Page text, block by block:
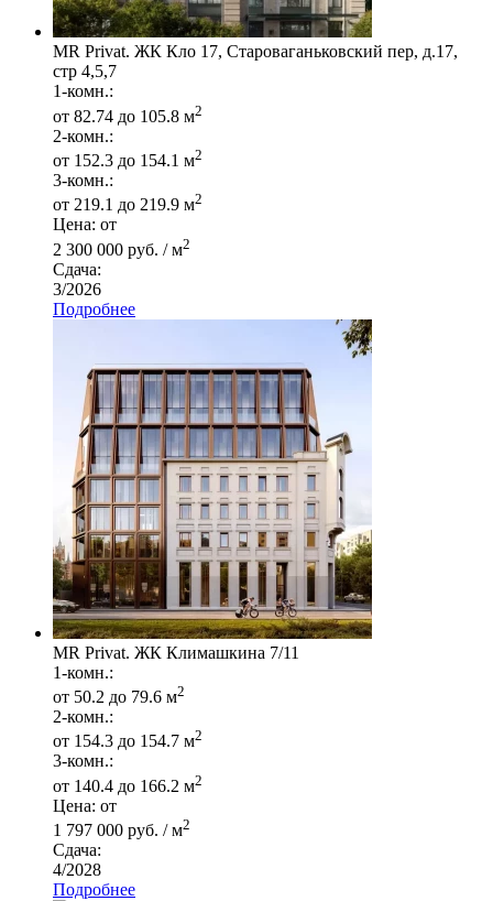
MR Privat. ЖК Кло 17, Староваганьковский пер, д.17,
стр 4,5,7
1-комн.:
от 82.74 до 105.8 м2
2-комн.:
от 152.3 до 154.1 м2
3-комн.:
от 219.1 до 219.9 м2
Цена: от
2 300 000 руб. / м2
Сдача:
3/2026
Подробнее
MR Privat. ЖК Климашкина 7/11
1-комн.:
от 50.2 до 79.6 м2
2-комн.:
от 154.3 до 154.7 м2
3-комн.:
от 140.4 до 166.2 м2
Цена: от
1 797 000 руб. / м2
Сдача:
4/2028
Подробнее